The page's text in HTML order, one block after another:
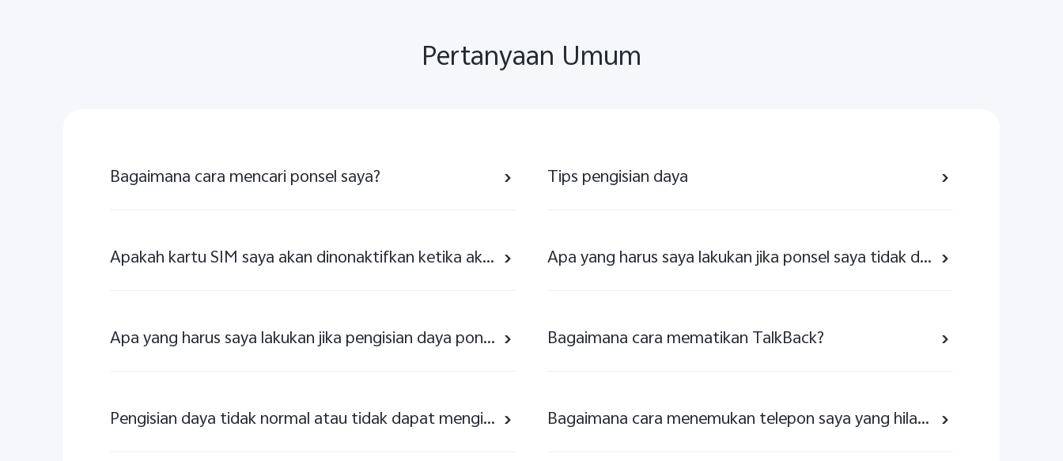
Pertanyaan Umum
Bagaimana cara mencari ponsel saya? Tips pengisian daya
Apakah kartu SIM saya akan dinonaktifkan ketika aktifasi iRoaming? Apa yang harus saya lakukan jika ponsel saya tidak dapat dinyalakan?
Apa yang harus saya lakukan jika pengisian daya ponsel lambat? Bagaimana cara mematikan TalkBack?
Pengisian daya tidak normal atau tidak dapat mengisi daya ponsel sampai penuh Bagaimana cara menemukan telepon saya yang hilang?